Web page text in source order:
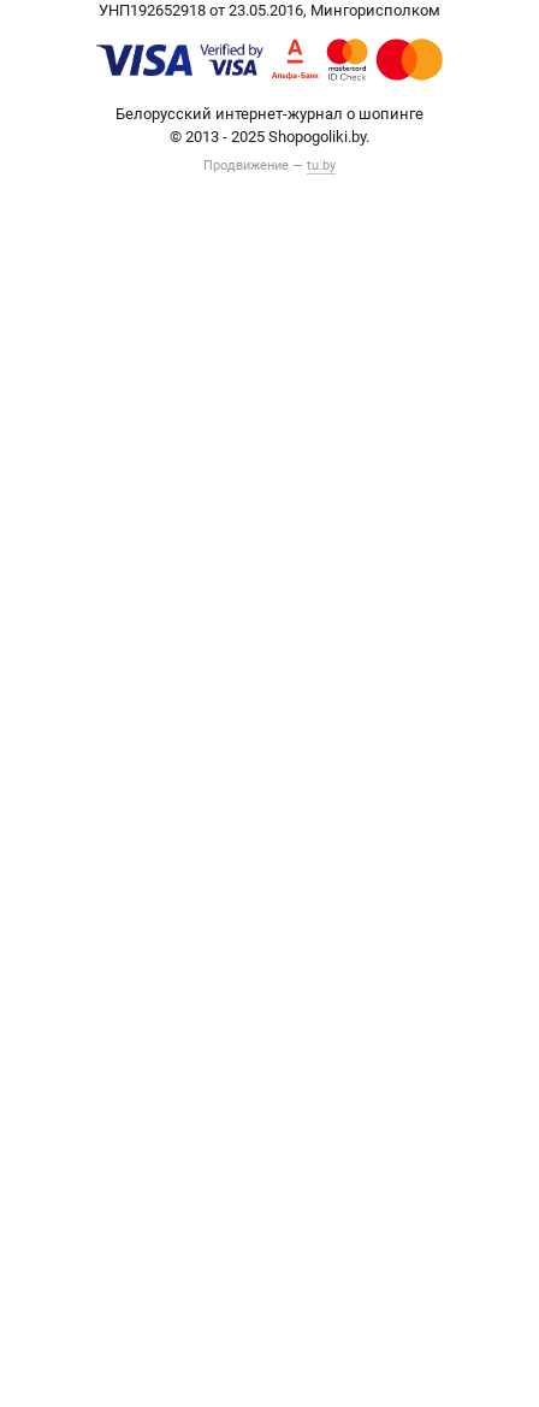
УНП192652918 от 23.05.2016, Мингорисполком
Белорусский интернет-журнал о шопинге
© 2013 - 2025 Shopogoliki.by.
Продвижение — tu.by